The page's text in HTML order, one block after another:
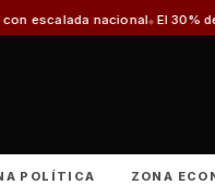
El 30% de los vehículos
POLÍTICA ZONA